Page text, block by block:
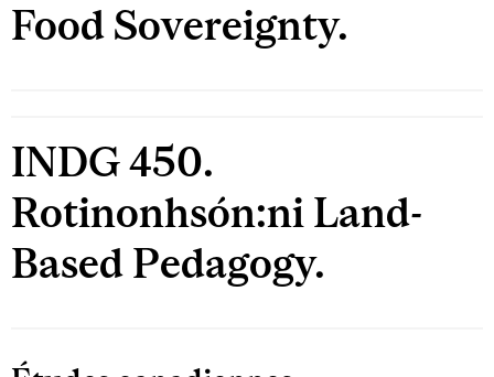
Food Sovereignty.
INDG 450.
Rotinonhsón:ni Land-
Based Pedagogy.